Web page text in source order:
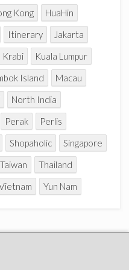
Kong
HuaHin
Itinerary
Jakarta
Krabi
Kuala Lumpur
Island
Macau
North India
Perak
Perlis
Shopaholic
Singapore
Taiwan
Thailand
Yun Nam